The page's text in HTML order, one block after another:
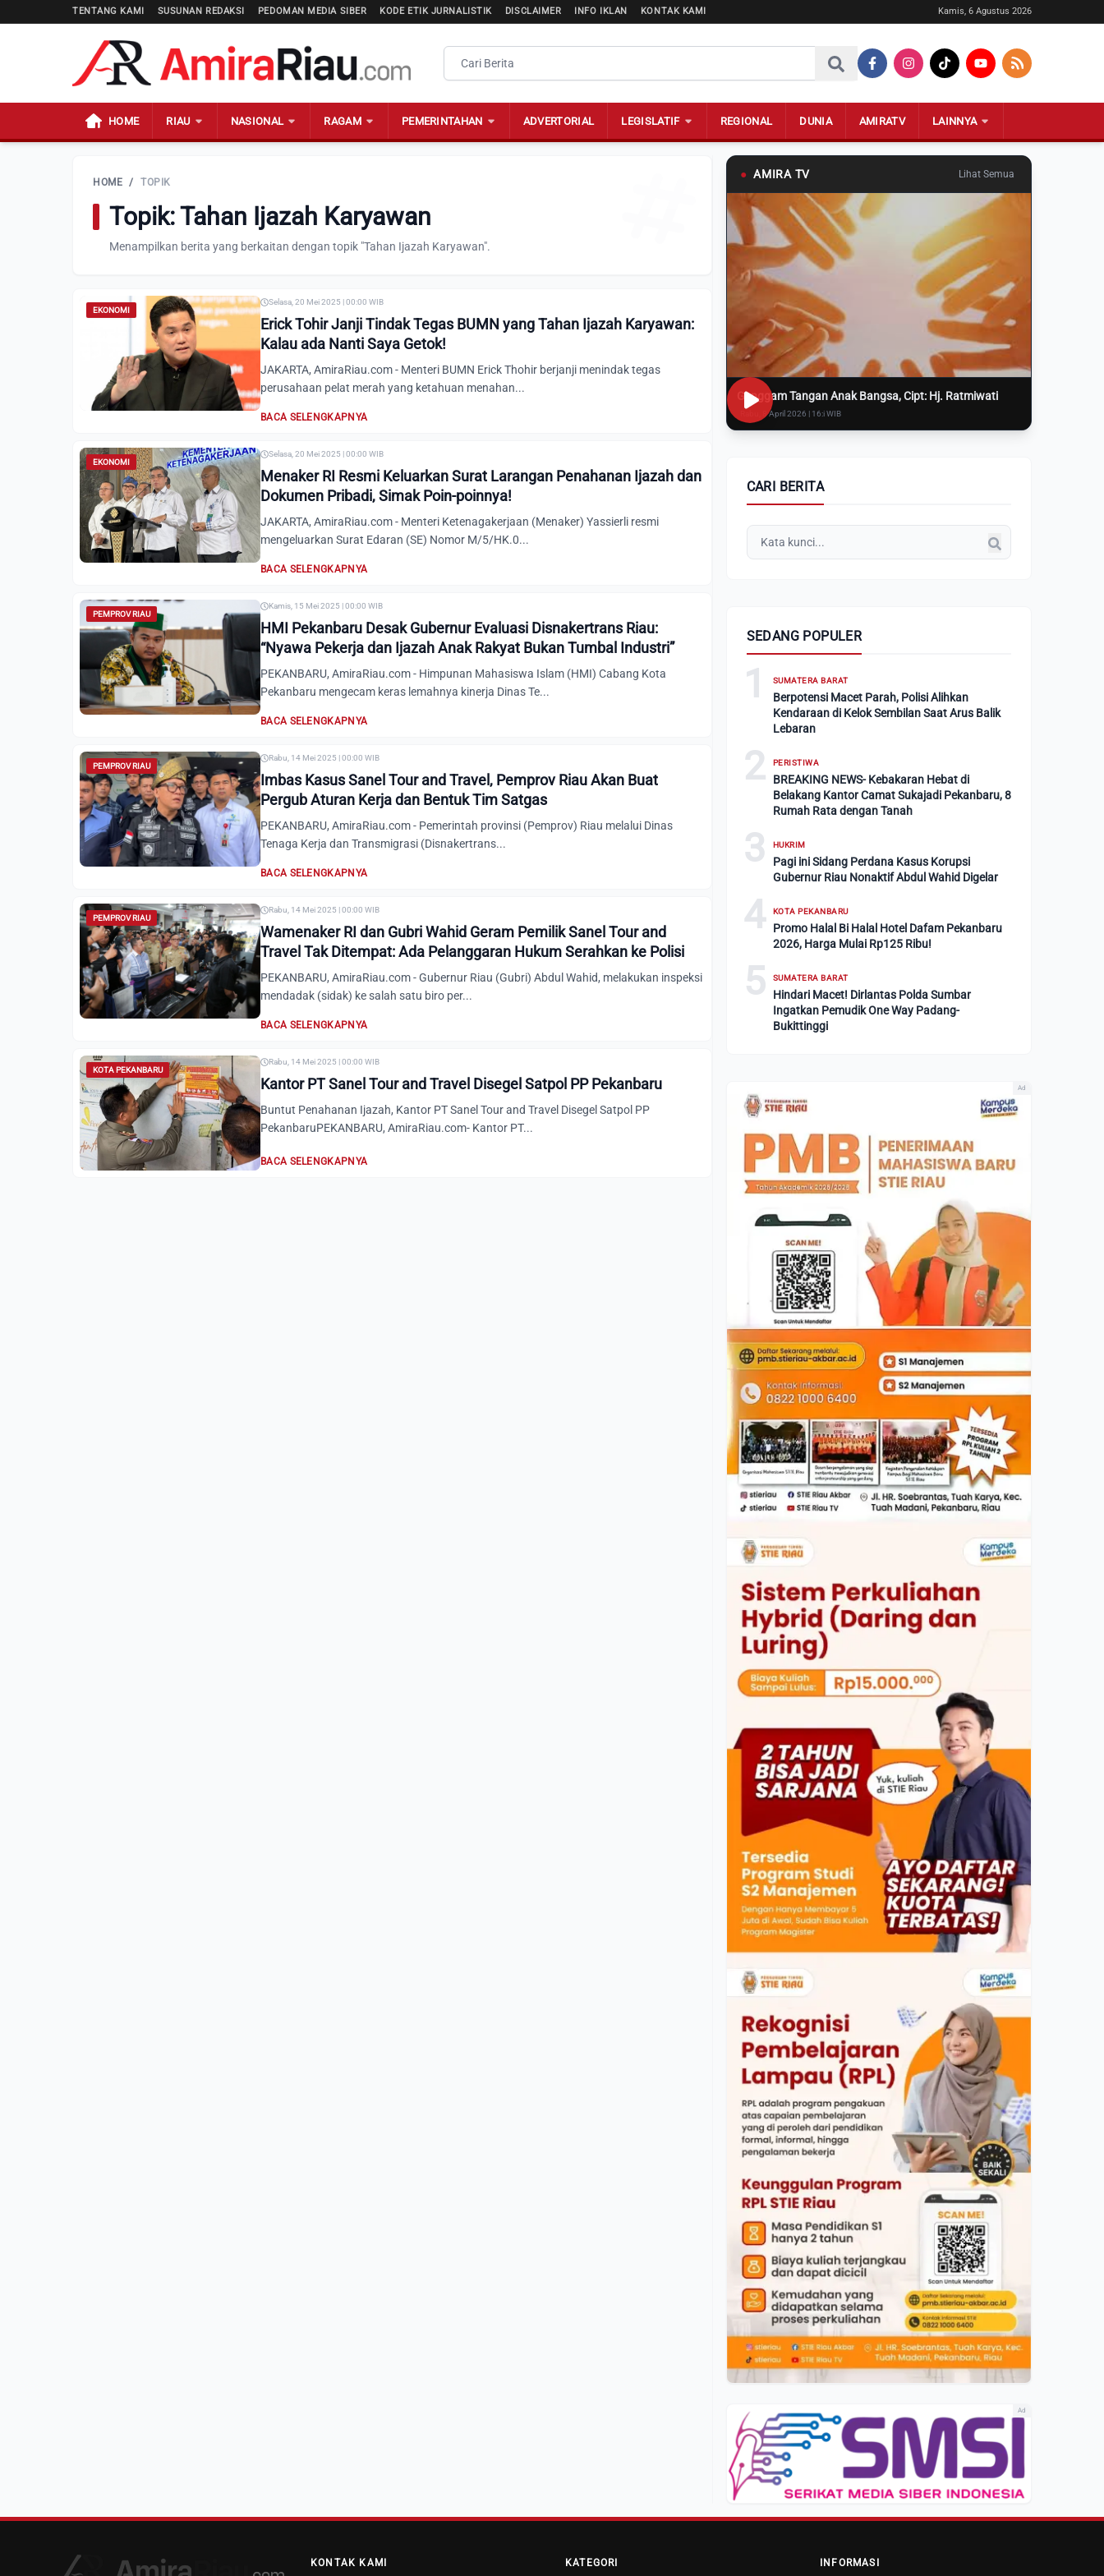
TENTANG KAMI SUSUNAN REDAKSI PEDOMAN MEDIA SIBER KODE ETIK JURNALISTIK DISCLAIMER INFO IKLAN KONTAK KAMI Kamis, 6 Agustus 2026
HOME RIAU NASIONAL RAGAM PEMERINTAHAN ADVERTORIAL LEGISLATIF REGIONAL DUNIA AMIRATV LAINNYA
HOME / TOPIK
Topik: Tahan Ijazah Karyawan
Menampilkan berita yang berkaitan dengan topik "Tahan Ijazah Karyawan".
EKONOMI
Selasa, 20 Mei 2025 | 00:00 WIB
Erick Tohir Janji Tindak Tegas BUMN yang Tahan Ijazah Karyawan:
Kalau ada Nanti Saya Getok!
JAKARTA, AmiraRiau.com - Menteri BUMN Erick Thohir berjanji menindak tegas
perusahaan pelat merah yang ketahuan menahan...
BACA SELENGKAPNYA
EKONOMI
Selasa, 20 Mei 2025 | 00:00 WIB
Menaker RI Resmi Keluarkan Surat Larangan Penahanan Ijazah dan
Dokumen Pribadi, Simak Poin-poinnya!
JAKARTA, AmiraRiau.com - Menteri Ketenagakerjaan (Menaker) Yassierli resmi
mengeluarkan Surat Edaran (SE) Nomor M/5/HK.0...
BACA SELENGKAPNYA
PEMPROV RIAU
Kamis, 15 Mei 2025 | 00:00 WIB
HMI Pekanbaru Desak Gubernur Evaluasi Disnakertrans Riau:
“Nyawa Pekerja dan Ijazah Anak Rakyat Bukan Tumbal Industri”
PEKANBARU, AmiraRiau.com - Himpunan Mahasiswa Islam (HMI) Cabang Kota
Pekanbaru mengecam keras lemahnya kinerja Dinas Te...
BACA SELENGKAPNYA
PEMPROV RIAU
Rabu, 14 Mei 2025 | 00:00 WIB
Imbas Kasus Sanel Tour and Travel, Pemprov Riau Akan Buat
Pergub Aturan Kerja dan Bentuk Tim Satgas
PEKANBARU, AmiraRiau.com - Pemerintah provinsi (Pemprov) Riau melalui Dinas
Tenaga Kerja dan Transmigrasi (Disnakertrans...
BACA SELENGKAPNYA
PEMPROV RIAU
Rabu, 14 Mei 2025 | 00:00 WIB
Wamenaker RI dan Gubri Wahid Geram Pemilik Sanel Tour and
Travel Tak Ditempat: Ada Pelanggaran Hukum Serahkan ke Polisi
PEKANBARU, AmiraRiau.com - Gubernur Riau (Gubri) Abdul Wahid, melakukan inspeksi
mendadak (sidak) ke salah satu biro per...
BACA SELENGKAPNYA
KOTA PEKANBARU
Rabu, 14 Mei 2025 | 00:00 WIB
Kantor PT Sanel Tour and Travel Disegel Satpol PP Pekanbaru
Buntut Penahanan Ijazah, Kantor PT Sanel Tour and Travel Disegel Satpol PP
PekanbaruPEKANBARU, AmiraRiau.com- Kantor PT...
BACA SELENGKAPNYA
● AMIRA TV Lihat Semua
Genggam Tangan Anak Bangsa, Cipt: Hj. Ratmiwati
Rabu, 8 April 2026 | 16:i WIB
CARI BERITA
SEDANG POPULER
1 SUMATERA BARAT
Berpotensi Macet Parah, Polisi Alihkan
Kendaraan di Kelok Sembilan Saat Arus Balik
Lebaran
2 PERISTIWA
BREAKING NEWS- Kebakaran Hebat di
Belakang Kantor Camat Sukajadi Pekanbaru, 8
Rumah Rata dengan Tanah
3 HUKRIM
Pagi ini Sidang Perdana Kasus Korupsi
Gubernur Riau Nonaktif Abdul Wahid Digelar
4 KOTA PEKANBARU
Promo Halal Bi Halal Hotel Dafam Pekanbaru
2026, Harga Mulai Rp125 Ribu!
5 SUMATERA BARAT
Hindari Macet! Dirlantas Polda Sumbar
Ingatkan Pemudik One Way Padang-
Bukittinggi
Ad
Ad
KONTAK KAMI KATEGORI INFORMASI